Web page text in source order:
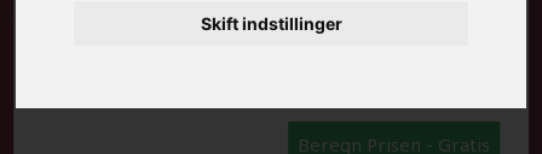
Skift indstillinger
FRAFLYTNINGSPAKKE:
Beregn Prisen - Gratis